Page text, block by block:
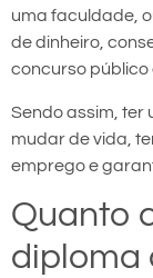
uma faculdade,
de dinheiro,
concurso público
Sendo assim, ter
mudar de vida,
emprego e
Quanto
diploma